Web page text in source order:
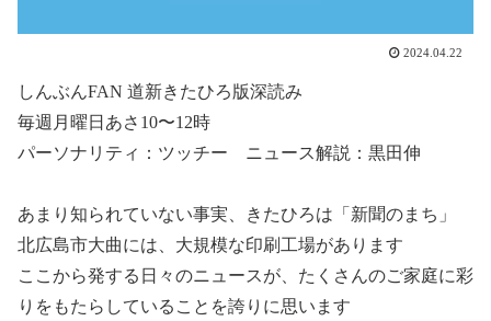
2024.04.22
しんぶんFAN 道新きたひろ版深読み
毎週月曜日あさ10〜12時
パーソナリティ：ツッチー ニュース解説：黒田伸
あまり知られていない事実、きたひろは「新聞のまち」
北広島市大曲には、大規模な印刷工場があります
ここから発する日々のニュースが、たくさんのご家庭に彩
りをもたらしていることを誇りに思います